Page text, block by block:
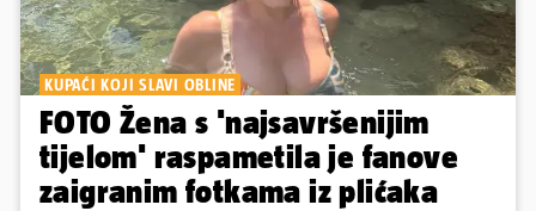
KUPAĆI KOJI SLAVI OBLINE
FOTO Žena s 'najsavršenijim
tijelom' raspametila je fanove
zaigranim fotkama iz plićaka